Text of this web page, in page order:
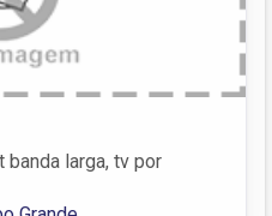
banda larga, tv por